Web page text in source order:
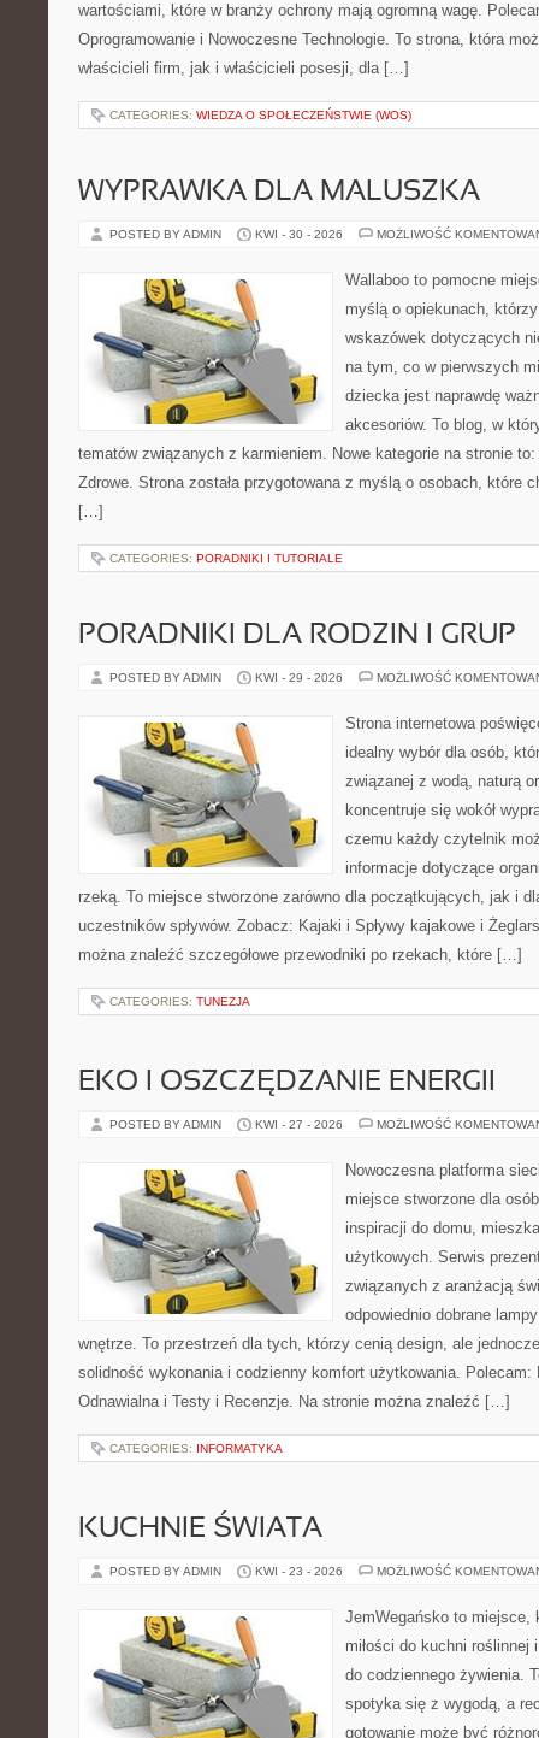
wartościami, które w branży ochrony mają ogromną wagę.
Oprogramowanie i Nowoczesne Technologie. To strona, która
właścicieli firm, jak i właścicieli posesji, dla […]
CATEGORIES: WIEDZA O SPOŁECZEŃSTWIE (WOS)
WYPRAWKA DLA MALUSZKA
POSTED BY ADMIN KWI - 30 - 2026 MOŻLIWOŚĆ
Wallaboo to pomocne
myślą o opiekunach,
wskazówek dotyczących
na tym, co w pierwszych
dziecka jest naprawdę
akcesoriów. To blog, w
tematów związanych z karmieniem. Nowe kategorie na stronie
Zdrowe. Strona została przygotowana z myślą o osobach, które
[…]
CATEGORIES: PORADNIKI I TUTORIALE
PORADNIKI DLA RODZIN I GRUP
POSTED BY ADMIN KWI - 29 - 2026 MOŻLIWOŚĆ
Strona internetowa
idealny wybór dla osób,
związanej z wodą, naturą
koncentruje się wokół
czemu każdy czytelnik
informacje dotyczące
rzeką. To miejsce stworzone zarówno dla początkujących, jak i
uczestników spływów. Zobacz: Kajaki i Spływy kajakowe i
można znaleźć szczegółowe przewodniki po rzekach, które […]
CATEGORIES: TUNEZJA
EKO I OSZCZĘDZANIE ENERGII
POSTED BY ADMIN KWI - 27 - 2026 MOŻLIWOŚĆ
Nowoczesna platforma
miejsce stworzone dla
inspiracji do domu,
użytkowych. Serwis
związanych z aranżacją
odpowiednio dobrane
wnętrze. To przestrzeń dla tych, którzy cenią design, ale
solidność wykonania i codzienny komfort użytkowania. Polecam:
Odnawialna i Testy i Recenzje. Na stronie można znaleźć […]
CATEGORIES: INFORMATYKA
KUCHNIE ŚWIATA
POSTED BY ADMIN KWI - 23 - 2026 MOŻLIWOŚĆ
JemWegańsko to miejsce,
miłości do kuchni
do codziennego żywienia.
spotyka się z wygodą, a
gotowanie może być